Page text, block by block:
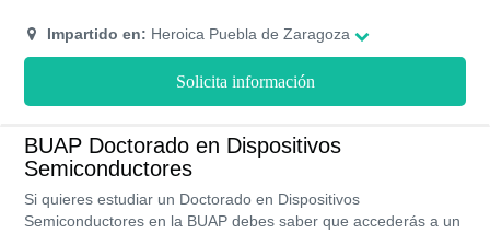
mayor facilidad esta rama científica. Este doctorado los podrás
cursar de forma presencial en la sede de Puebla de esta
universidad. Este posgrado lo puedes completar en ocho
semestres.
Impartido en: Heroica Puebla de Zaragoza
Solicita información
BUAP Doctorado en Dispositivos
Semiconductores
Si quieres estudiar un Doctorado en Dispositivos
Semiconductores en la BUAP debes saber que accederás a un